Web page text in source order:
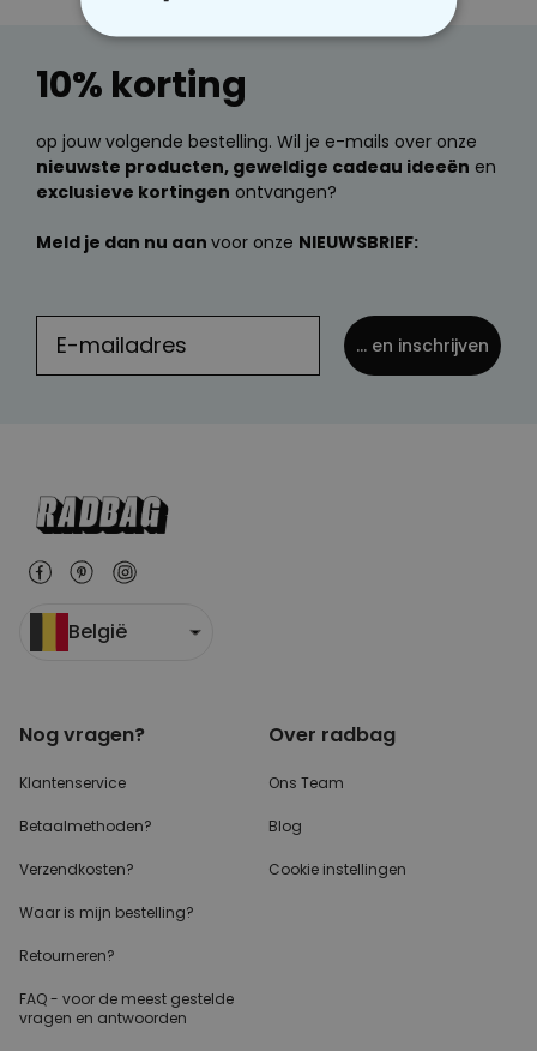
10% korting
op jouw volgende bestelling. Wil je e-mails over onze
nieuwste producten, geweldige cadeau ideeën en
exclusieve kortingen ontvangen?
Meld je dan nu aan voor onze NIEUWSBRIEF:
... en inschrijven
België
Nog vragen?
Klantenservice
Betaalmethoden?
Verzendkosten?
Waar is mijn bestelling?
Retourneren?
FAQ - voor de meest gestelde
vragen en antwoorden
Over radbag
Ons Team
Blog
Cookie instellingen
PERFORMANCE
MARKETING OVERIGE